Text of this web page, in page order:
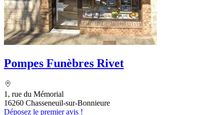
Pompes Funèbres Rivet
1, rue du Mémorial
16260 Chasseneuil-sur-Bonnieure
Déposez le premier avis !